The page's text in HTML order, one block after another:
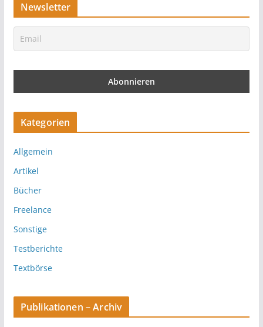
Newsletter
Kategorien
Allgemein
Artikel
Bücher
Freelance
Sonstige
Testberichte
Textbörse
Publikationen – Archiv